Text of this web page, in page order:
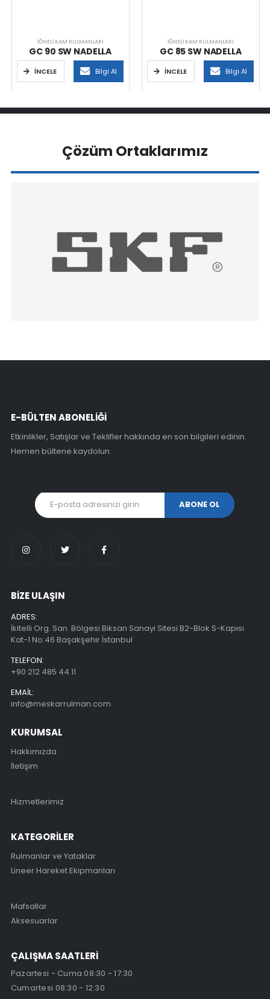
İĞNELI KAM RULMANLARI
GC 90 SW NADELLA
İNCELE Bilgi Al
İĞNELI KAM RULMANLARI
GC 85 SW NADELLA
İNCELE Bilgi Al
Çözüm Ortaklarımız
E-BÜLTEN ABONELİĞİ
Etkinlikler, Satışlar ve Teklifler hakkında en son bilgileri edinin.
Hemen bültene kaydolun.
BİZE ULAŞIN
ADRES:
İkitelli Org. San. Bölgesi Biksan Sanayi Sitesi B2-Blok S-Kapısı
Kat-1 No:46 Başakşehir İstanbul
TELEFON:
+90 212 485 44 11
EMAIL:
info@meskarrulman.com
KURUMSAL
Hakkımızda
İletişim
Hizmetlerimiz
KATEGORİLER
Rulmanlar ve Yataklar
Lineer Hareket Ekipmanları
Mafsallar
Aksesuarlar
ÇALIŞMA SAATLERİ
Pazartesi - Cuma 08:30 - 17:30
Cumartesi 08:30 - 12:30